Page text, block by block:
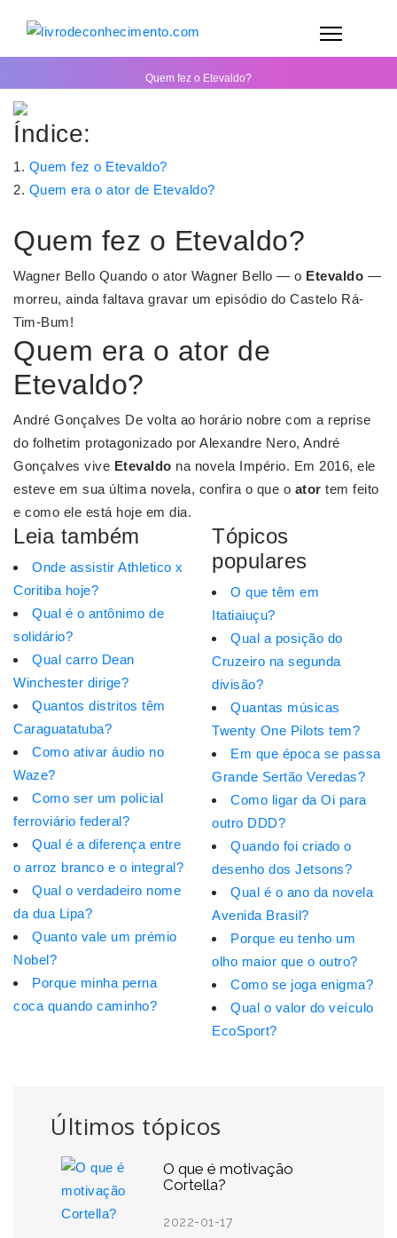
Quem fez o Etevaldo?
Últimos tópicos
O que é motivação
Cortella?
2022-01-17
Índice:
Quem fez o Etevaldo?
Quem era o ator de Etevaldo?
Quem fez o Etevaldo?
Wagner Bello Quando o ator Wagner Bello — o Etevaldo —
morreu, ainda faltava gravar um episódio do Castelo Rá-
Tim-Bum!
Quem era o ator de
Etevaldo?
André Gonçalves De volta ao horário nobre com a reprise
do folhetim protagonizado por Alexandre Nero, André
Gonçalves vive Etevaldo na novela Império. Em 2016, ele
esteve em sua última novela, confira o que o ator tem feito
e como ele está hoje em dia.
Leia também
Onde assistir Athletico x
Coritiba hoje?
Qual é o antônimo de
solidário?
Qual carro Dean
Winchester dirige?
Quantos distritos têm
Caraguatatuba?
Como ativar áudio no
Waze?
Como ser um policial
ferroviário federal?
Qual é a diferença entre
o arroz branco e o integral?
Qual o verdadeiro nome
da dua Lipa?
Quanto vale um prémio
Nobel?
Porque minha perna
coca quando caminho?
Tópicos
populares
O que têm em
Itatiaiuçu?
Qual a posição do
Cruzeiro na segunda
divisão?
Quantas músicas
Twenty One Pilots tem?
Em que época se passa
Grande Sertão Veredas?
Como ligar da Oi para
outro DDD?
Quando foi criado o
desenho dos Jetsons?
Qual é o ano da novela
Avenida Brasil?
Porque eu tenho um
olho maior que o outro?
Como se joga enigma?
Qual o valor do veículo
EcoSport?